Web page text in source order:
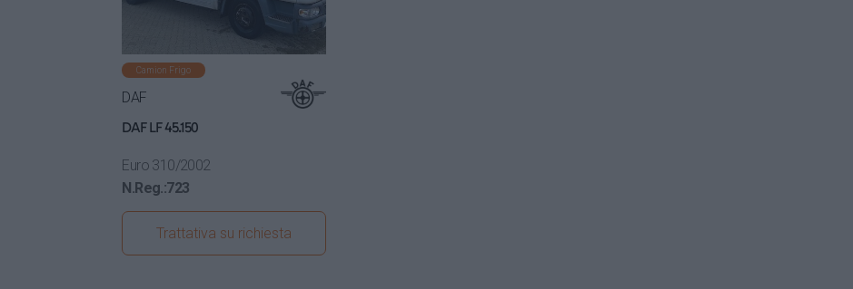
Camion Frigo
DAF
DAF LF 45.150
Euro 310/2002
N.Reg.:723
Trattativa su richiesta
Visualizza dettagli